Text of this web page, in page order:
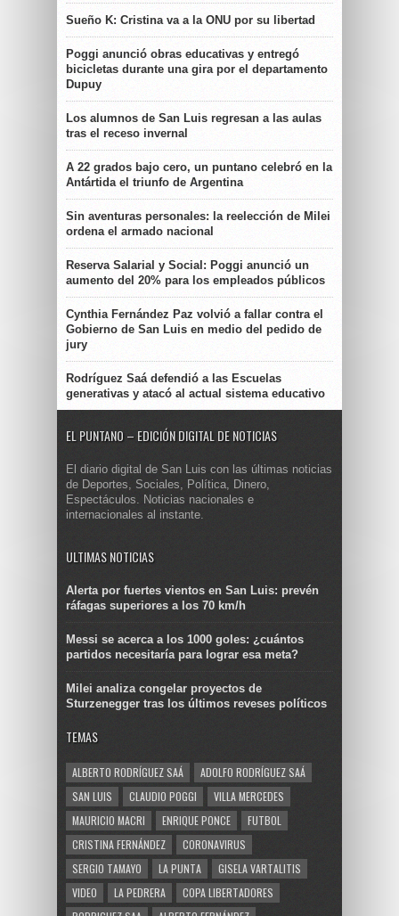
Sueño K: Cristina va a la ONU por su libertad
Poggi anunció obras educativas y entregó
bicicletas durante una gira por el departamento
Dupuy
Los alumnos de San Luis regresan a las aulas
tras el receso invernal
A 22 grados bajo cero, un puntano celebró en la
Antártida el triunfo de Argentina
Sin aventuras personales: la reelección de Milei
ordena el armado nacional
Reserva Salarial y Social: Poggi anunció un
aumento del 20% para los empleados públicos
Cynthia Fernández Paz volvió a fallar contra el
Gobierno de San Luis en medio del pedido de
jury
Rodríguez Saá defendió a las Escuelas
generativas y atacó al actual sistema educativo
EL PUNTANO – EDICIÓN DIGITAL DE NOTICIAS
El diario digital de San Luis con las últimas noticias
de Deportes, Sociales, Política, Dinero,
Espectáculos. Noticias nacionales e
internacionales al instante.
ULTIMAS NOTICIAS
Alerta por fuertes vientos en San Luis: prevén
ráfagas superiores a los 70 km/h
Messi se acerca a los 1000 goles: ¿cuántos
partidos necesitaría para lograr esa meta?
Milei analiza congelar proyectos de
Sturzenegger tras los últimos reveses políticos
TEMAS
ALBERTO RODRÍGUEZ SAÁ
ADOLFO RODRÍGUEZ SAÁ
SAN LUIS
CLAUDIO POGGI
VILLA MERCEDES
MAURICIO MACRI
ENRIQUE PONCE
FUTBOL
CRISTINA FERNÁNDEZ
CORONAVIRUS
SERGIO TAMAYO
LA PUNTA
GISELA VARTALITIS
VIDEO
LA PEDRERA
COPA LIBERTADORES